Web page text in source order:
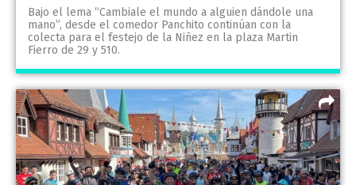
Bajo el lema “Cambiale el mundo a alguien dándole una
mano”, desde el comedor Panchito continúan con la
colecta para el festejo de la Niñez en la plaza Martin
Fierro de 29 y 510.